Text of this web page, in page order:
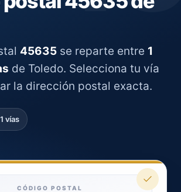
45635 se reparte entre 1
de Toledo. Selecciona tu vía
la dirección postal exacta.
1 vías
CÓDIGO POSTAL